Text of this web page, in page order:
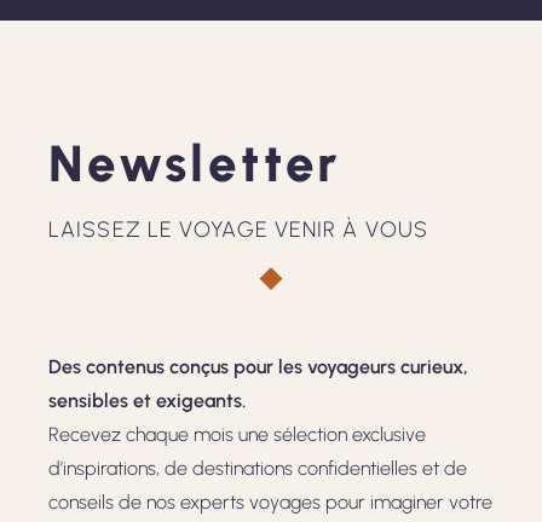
Newsletter
LAISSEZ LE VOYAGE VENIR À VOUS
Des contenus conçus pour les voyageurs curieux,
sensibles et exigeants.
Recevez chaque mois une sélection exclusive
d’inspirations, de destinations confidentielles et de
conseils de nos experts voyages pour imaginer votre